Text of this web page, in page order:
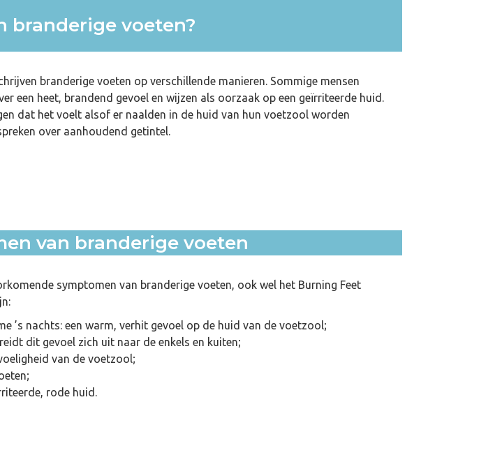
branderige voeten?
branderige voeten op verschillende manieren. Sommige mensen
een heet, brandend gevoel en wijzen als oorzaak op een geïrriteerde huid.
dat het voelt alsof er naalden in de huid van hun voetzool worden
over aanhoudend getintel.
van branderige voeten
symptomen van branderige voeten, ook wel het Burning Feet
’s nachts: een warm, verhit gevoel op de huid van de voetzool;
dit gevoel zich uit naar de enkels en kuiten;
van de voetzool;
rode huid.